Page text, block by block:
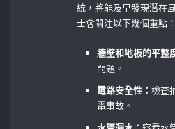
統，將能及早發現潛在
士會關注以下幾個重點：
牆壁和地板的平整
問題。
電路安全性：檢查
電事故。